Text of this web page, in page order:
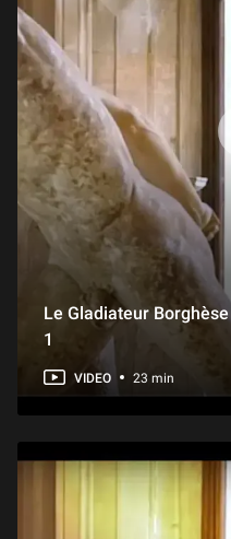
Le Gladiateur
1
VIDEO 23 min